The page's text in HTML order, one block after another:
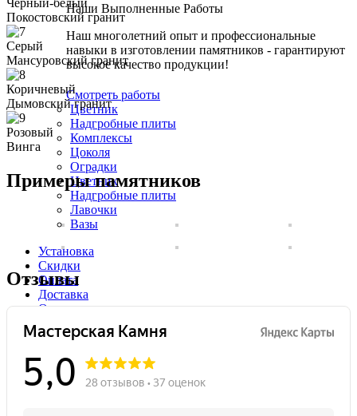
Наши Выполненные Работы
Наш многолетний опыт и профессиональные
навыки в изготовлении памятников - гарантируют
высокое качество продукции!
Смотреть работы
Цветник
Надгробные плиты
Комплексы
Цоколя
Оградки
Цветник
Надгробные плиты
Лавочки
Вазы
Установка
Скидки
Оплата
Доставка
Отзывы
Выполненные работы
Контакты
Поиск
пунктов 0руб.
Черный-белый
Покостовский гранит
Серый
Мансуровский гранит
Коричневый
Дымовский гранит
Розовый
Винга
Примеры памятников
Отзывы